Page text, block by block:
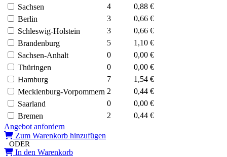
Sachsen
4
0,88 €
Berlin
3
0,66 €
Schleswig-Holstein
3
0,66 €
Brandenburg
5
1,10 €
Sachsen-Anhalt
0
0,00 €
Thüringen
0
0,00 €
Hamburg
7
1,54 €
Mecklenburg-Vorpommern 2
0,44 €
Saarland
0
0,00 €
Bremen
2
0,44 €
Angebot anfordern
Zum Warenkorb hinzufügen
ODER
In den Warenkorb